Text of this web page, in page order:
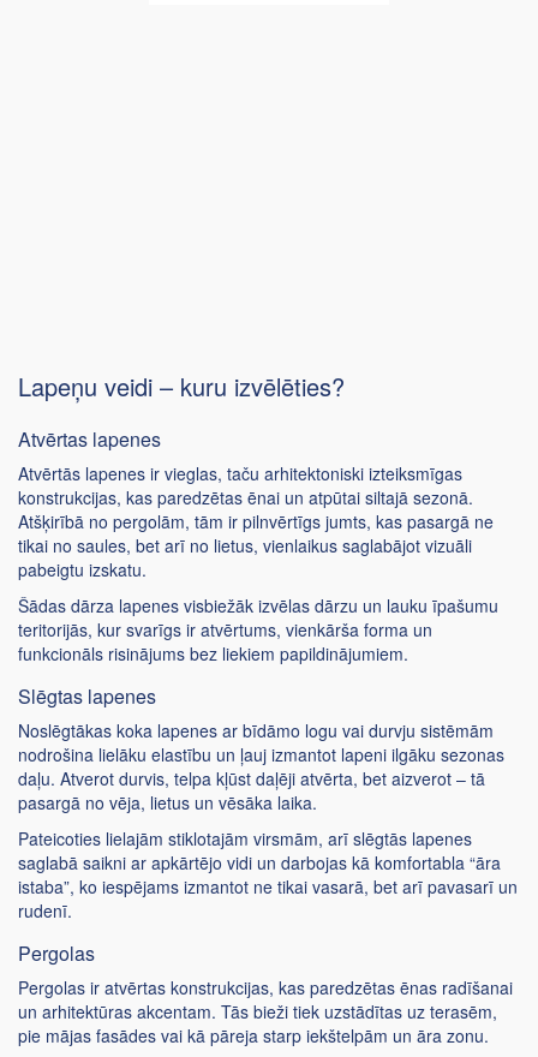
Lapeņu veidi – kuru izvēlēties?
Atvērtas lapenes
Atvērtās lapenes ir vieglas, taču arhitektoniski izteiksmīgas
konstrukcijas, kas paredzētas ēnai un atpūtai siltajā sezonā.
Atšķirībā no pergolām, tām ir pilnvērtīgs jumts, kas pasargā ne
tikai no saules, bet arī no lietus, vienlaikus saglabājot vizuāli
pabeigtu izskatu.
Šādas dārza lapenes visbiežāk izvēlas dārzu un lauku īpašumu
teritorijās, kur svarīgs ir atvērtums, vienkārša forma un
funkcionāls risinājums bez liekiem papildinājumiem.
Slēgtas lapenes
Noslēgtākas koka lapenes ar bīdāmo logu vai durvju sistēmām
nodrošina lielāku elastību un ļauj izmantot lapeni ilgāku sezonas
daļu. Atverot durvis, telpa kļūst daļēji atvērta, bet aizverot – tā
pasargā no vēja, lietus un vēsāka laika.
Pateicoties lielajām stiklotajām virsmām, arī slēgtās lapenes
saglabā saikni ar apkārtējo vidi un darbojas kā komfortabla “āra
istaba”, ko iespējams izmantot ne tikai vasarā, bet arī pavasarī un
rudenī.
Pergolas
Pergolas ir atvērtas konstrukcijas, kas paredzētas ēnas radīšanai
un arhitektūras akcentam. Tās bieži tiek uzstādītas uz terasēm,
pie mājas fasādes vai kā pāreja starp iekštelpām un āra zonu.